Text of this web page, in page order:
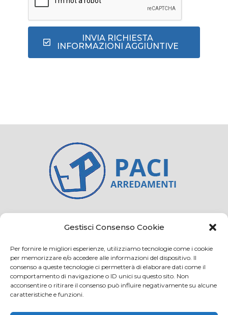
Gestisci Consenso Cookie
Per fornire le migliori esperienze, utilizziamo tecnologie come i cookie
per memorizzare e/o accedere alle informazioni del dispositivo. Il
consenso a queste tecnologie ci permetterà di elaborare dati come il
comportamento di navigazione o ID unici su questo sito. Non
acconsentire o ritirare il consenso può influire negativamente su alcune
caratteristiche e funzioni.
INVIA RICHIESTA
INFORMAZIONI AGGIUNTIVE
Credits Privacy and cookie
Via Virginio 358/360
Loc. Anselmo 50025 Montespertoli (FI)
E-mail: info@paciarrediscolastici.com